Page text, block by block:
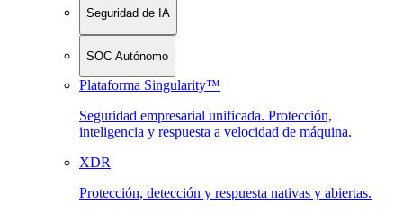
Seguridad de IA
SOC Autónomo
Plataforma Singularity™
Seguridad empresarial unificada. Protección,
inteligencia y respuesta a velocidad de máquina.
XDR
Protección, detección y respuesta nativas y abiertas.